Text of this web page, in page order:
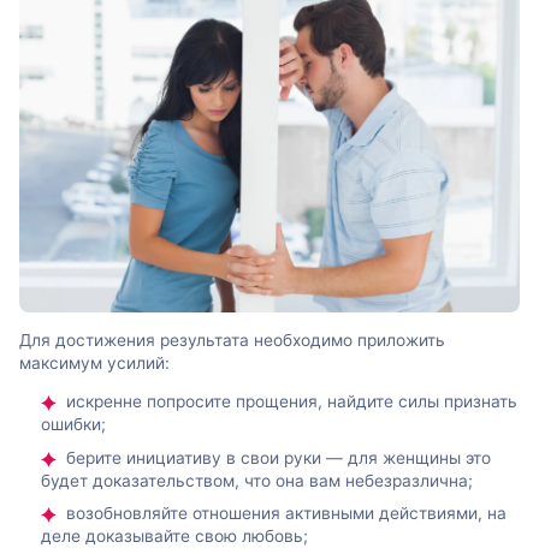
Для достижения результата необходимо приложить
максимум усилий:
искренне попросите прощения, найдите силы признать
ошибки;
берите инициативу в свои руки — для женщины это
будет доказательством, что она вам небезразлична;
возобновляйте отношения активными действиями, на
деле доказывайте свою любовь;